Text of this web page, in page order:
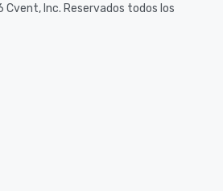
Inc. Reservados todos los